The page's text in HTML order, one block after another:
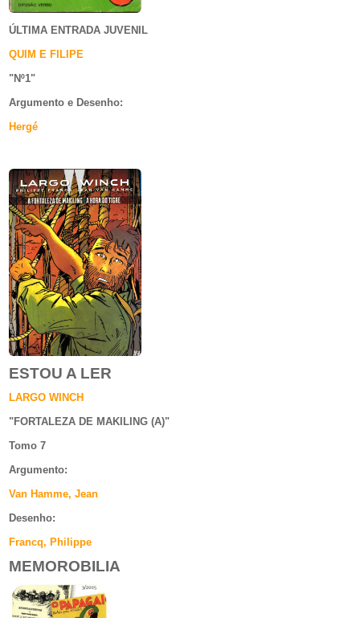
ÚLTIMA ENTRADA JUVENIL
QUIM E FILIPE
"Nº1"
Argumento e Desenho:
Hergé
ESTOU A LER
LARGO WINCH
"FORTALEZA DE MAKILING (A)"
Tomo 7
Argumento:
Van Hamme, Jean
Desenho:
Francq, Philippe
MEMOROBILIA